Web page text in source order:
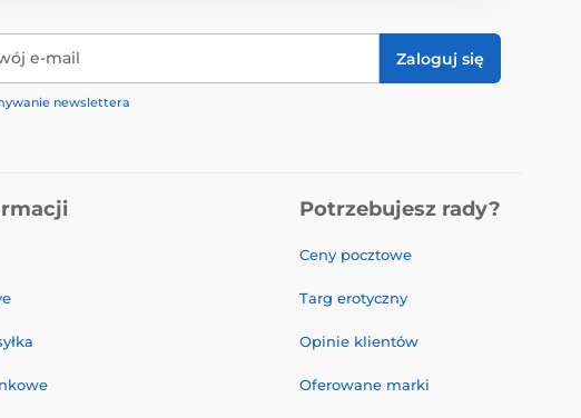
e-mail Zaloguj się
newslettera
Potrzebujesz rady?
Ceny pocztowe
Targ erotyczny
Opinie klientów
Oferowane marki